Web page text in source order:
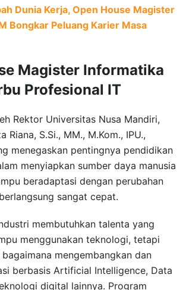
Dunia Kerja, Open House Magister
Bongkar Peluang Karier Masa
Magister Informatika
Profesional IT
Rektor Universitas Nusa Mandiri,
Riana, S.Si., MM., M.Kom., IPU.,
menegaskan pentingnya pendidikan
menyiapkan sumber daya manusia
beradaptasi dengan perubahan
sangat cepat.
membutuhkan talenta yang
menggunakan teknologi, tetapi
mengembangkan dan
berbasis Artificial Intelligence, Data
digital lainnya. Program